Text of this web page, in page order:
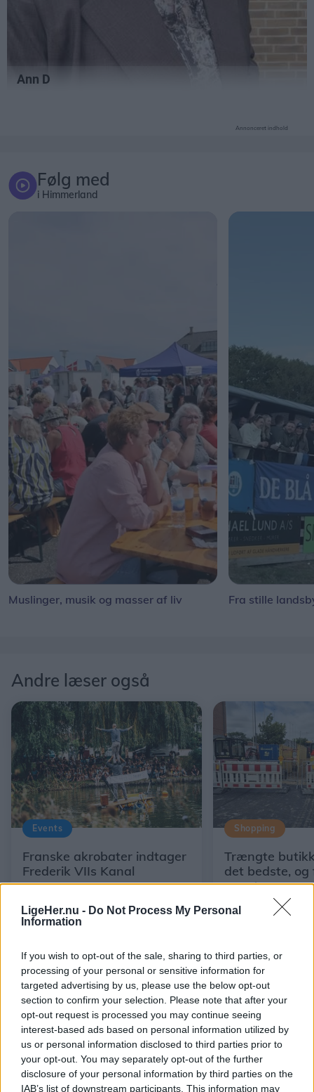
LigeHer.nu - Do Not Process My Personal
Information
If you wish to opt-out of the sale, sharing to third parties, or
processing of your personal or sensitive information for
targeted advertising by us, please use the below opt-out
section to confirm your selection. Please note that after your
opt-out request is processed you may continue seeing
interest-based ads based on personal information utilized by
us or personal information disclosed to third parties prior to
your opt-out. You may separately opt-out of the further
disclosure of your personal information by third parties on the
IAB’s list of downstream participants. This information may
Annonceret indhold
Følg med
i Himmerland
Muslinger, musik og masser af liv Fra stille
Andre læser også
Events
Franske akrobater indtager
Frederik VIIs Kanal
Shopping
Trængte
det bedste,
værste